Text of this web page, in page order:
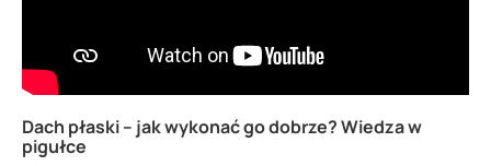
Dach płaski – jak wykonać go dobrze? Wiedza w
pigułce